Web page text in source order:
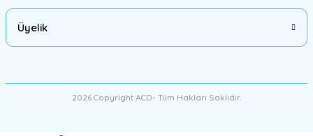
Üyelik
2026 Copyright ACD- Tüm Hakları Saklıdır.